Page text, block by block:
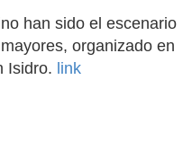
han sido el escenario
organizado en
Isidro. link